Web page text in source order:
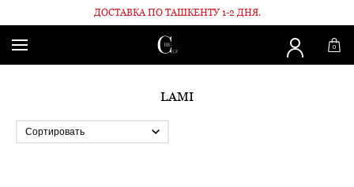
ДОСТАВКА ПО ТАШКЕНТУ 1-2 ДНЯ.
0
Бренды LAMI
LAMI